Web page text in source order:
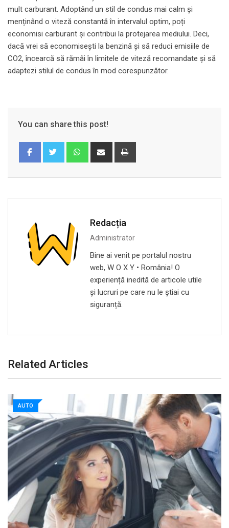
mult carburant. Adoptând un stil de condus mai calm și
menținând o viteză constantă în intervalul optim, poți
economisi carburant și contribui la protejarea mediului. Deci,
dacă vrei să economisești la benzină și să reduci emisiile de
CO2, încearcă să rămâi în limitele de viteză recomandate și să
adaptezi stilul de condus în mod corespunzător.
You can share this post!
WhatsappShare
Redacția
Administrator
Bine ai venit pe portalul nostru
web, W O X Y • România! O
experiență inedită de articole utile
și lucruri pe care nu le știai cu
siguranță.
Related Articles
AUTO